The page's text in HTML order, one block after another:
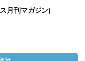
月刊マガジン)